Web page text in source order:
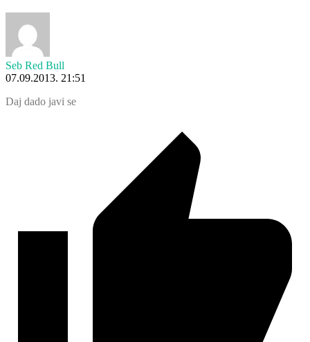
Seb Red Bull
07.09.2013. 21:51
Daj dado javi se